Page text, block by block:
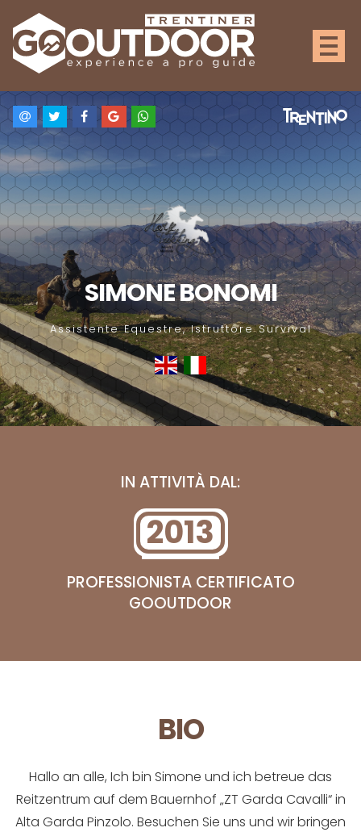
SIMONE BONOMI
Assistente Equestre, Istruttore Survival
IN ATTIVITÀ DAL:
2013
PROFESSIONISTA CERTIFICATO
GOOUTDOOR
BIO
Hallo an alle, Ich bin Simone und ich betreue das
Reitzentrum auf dem Bauernhof „ZT Garda Cavalli“ in
Alta Garda Pinzolo. Besuchen Sie uns und wir bringen